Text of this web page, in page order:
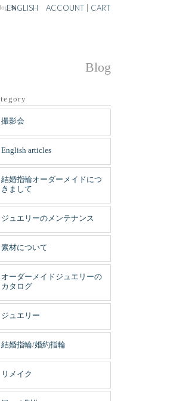
ENGLISH ACCOUNT CART
Blog
撮影会
English articles
結婚指輪オーダーメイドにつ
きまして
ジュエリーのメンテナンス
素材について
オーダーメイドジュエリーの
カタログ
ジュエリー
結婚指輪/婚約指輪
リメイク